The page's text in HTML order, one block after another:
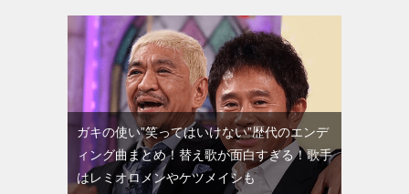
ガキの使い”笑ってはいけない”歴代のエンデ
ィング曲まとめ！替え歌が面白すぎる！歌手
はレミオロメンやケツメイシも